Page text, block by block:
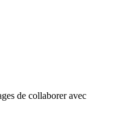
de collaborer avec